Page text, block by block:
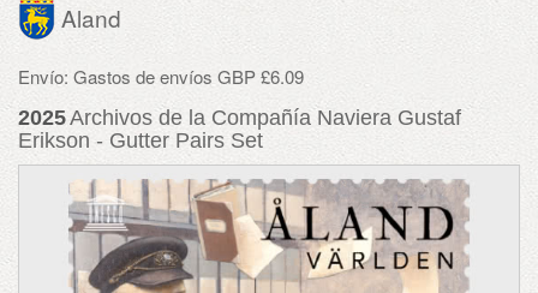
Aland
Envío: Gastos de envíos GBP £6.09
2025Archivos de la Compañía Naviera Gustaf
Erikson - Gutter Pairs Set